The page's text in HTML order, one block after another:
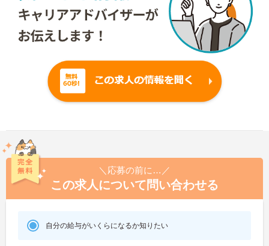
＼応募の前に…／
この求人について問い合わせる
自分の給与がいくらになるか知りたい